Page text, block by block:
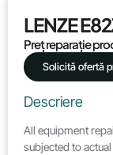
LENZE
Preț reparație
Solicită ofertă
Descriere
All equipment
subjected to